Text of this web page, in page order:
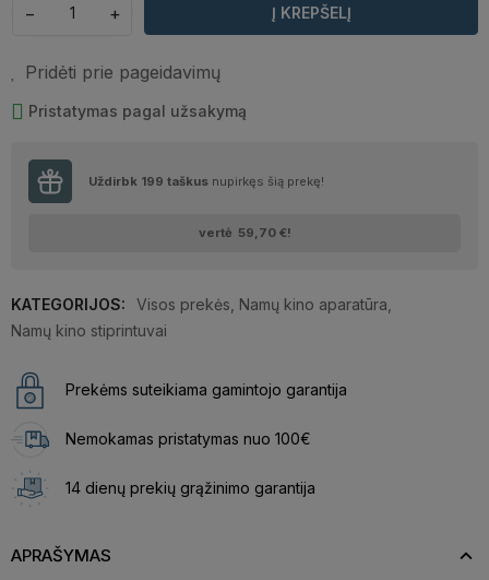
− + Į KREPŠELĮ
Pridėti prie pageidavimų
Pristatymas pagal užsakymą
Uždirbk 199 taškus nupirkęs šią prekę!
vertė 59,70 €!
KATEGORIJOS: Visos prekės Namų kino aparatūra
Namų kino stiprintuvai
Prekėms suteikiama gamintojo garantija
Nemokamas pristatymas nuo 100€
14 dienų prekių grąžinimo garantija
APRAŠYMAS